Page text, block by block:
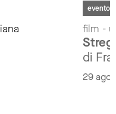
evento
film -
di
29